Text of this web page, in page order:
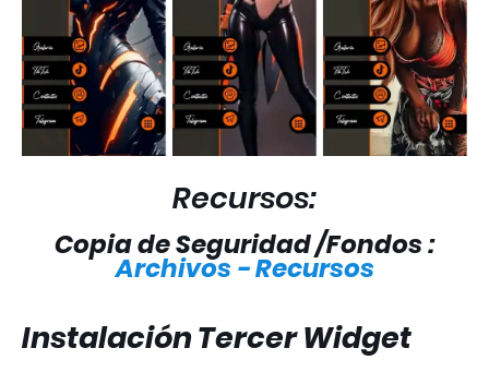
Recursos:
Copia de Seguridad /Fondos :
Archivos - Recursos
Instalación Tercer Widget